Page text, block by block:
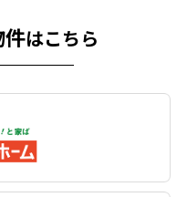
件はこちら